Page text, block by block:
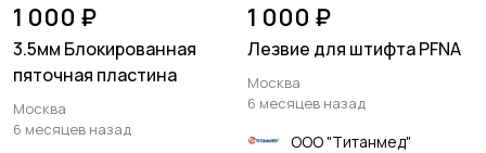
1 000 ₽
3.5мм Блокированная
пяточная пластина
Москва
6 месяцев назад
1 000 ₽
Лезвие для штифта PFNA
Москва
6 месяцев назад
ООО "Титанмед"